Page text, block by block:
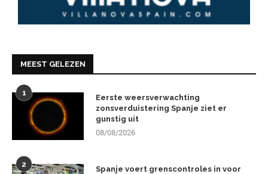
MEEST GELEZEN
1
Eerste weersverwachting
zonsverduistering Spanje ziet er
gunstig uit
08/08/2026
2
Spanje voert grenscontroles in voor